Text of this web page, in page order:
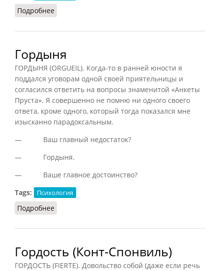
Подробнее
Гордыня
ГОРДЫНЯ (ORGUEIL). Когда-то в ранней юности я
поддался уговорам одной своей приятельницы и
согласился ответить на вопросы знаменитой «Анкеты
Пруста». Я совершенно не помню ни одного своего
ответа, кроме одного, который тогда показался мне
изысканно парадоксальным.
— Ваш главный недостаток?
— Гордыня.
— Ваше главное достоинство?
Tags:
Психология
Подробнее
Гордость (Конт-Спонвиль)
ГОРДОСТЬ (FIERTE). Довольство собой (даже если речь